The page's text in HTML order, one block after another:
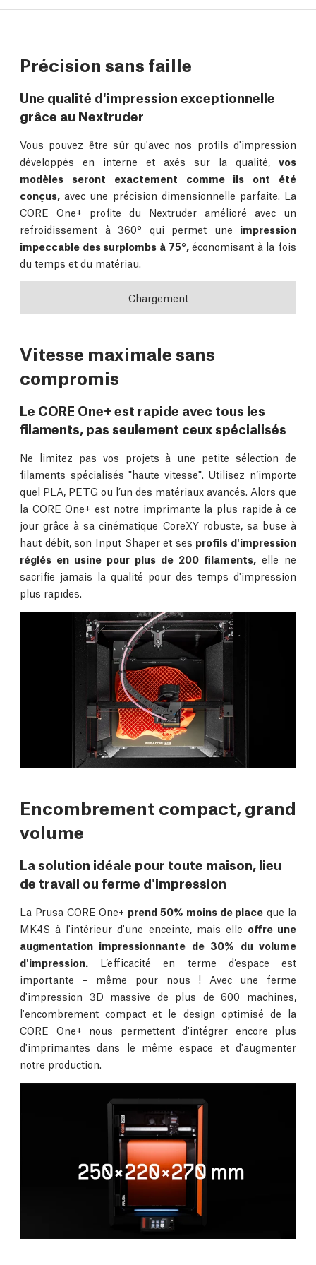
Précision sans faille
Une qualité d'impression exceptionnelle
grâce au Nextruder
Vous pouvez être sûr qu'avec nos profils d'impression
développés en interne et axés sur la qualité, vos
modèles seront exactement comme ils ont été
conçus, avec une précision dimensionnelle parfaite. La
CORE One+ profite du Nextruder amélioré avec un
refroidissement à 360° qui permet une impression
impeccable des surplombs à 75°,économisant à la fois
du temps et du matériau.
Chargement
Vitesse maximale sans
compromis
Le CORE One+ est rapide avec tous les
filaments, pas seulement ceux spécialisés
Ne limitez pas vos projets à une petite sélection de
filaments spécialisés "haute vitesse". Utilisez n’importe
quel PLA, PETG ou l’un des matériaux avancés. Alors que
la CORE One+ est notre imprimante la plus rapide à ce
jour grâce à sa cinématique CoreXY robuste, sa buse à
haut débit, son Input Shaper et ses profils d'impression
réglés en usine pour plus de 200 filaments, elle ne
sacrifie jamais la qualité pour des temps d'impression
plus rapides.
Encombrement compact, grand
volume
La solution idéale pour toute maison, lieu
de travail ou ferme d'impression
La Prusa CORE One+ prend 50% moins de place que la
MK4S à l'intérieur d'une enceinte, mais elle offre une
augmentation impressionnante de 30% du volume
d'impression. L’efficacité en terme d’espace est
importante – même pour nous ! Avec une ferme
d'impression 3D massive de plus de 600 machines,
l'encombrement compact et le design optimisé de la
CORE One+ nous permettent d'intégrer encore plus
d'imprimantes dans le même espace et d'augmenter
notre production.